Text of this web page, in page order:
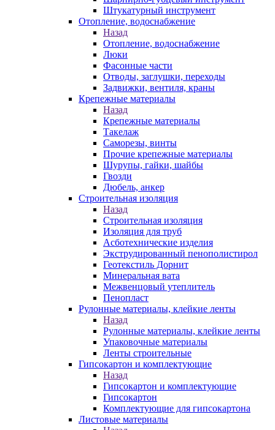
Штукатурный инструмент
Отопление, водоснабжение
Назад
Отопление, водоснабжение
Люки
Фасонные части
Отводы, заглушки, переходы
Задвижки, вентиля, краны
Крепежные материалы
Назад
Крепежные материалы
Такелаж
Саморезы, винты
Прочие крепежные материалы
Шурупы, гайки, шайбы
Гвозди
Дюбель, анкер
Строительная изоляция
Назад
Строительная изоляция
Изоляция для труб
Асботехнические изделия
Экструдированный пенополистирол
Геотекстиль Дорнит
Минеральная вата
Межвенцовый утеплитель
Пенопласт
Рулонные материалы, клейкие ленты
Назад
Рулонные материалы, клейкие ленты
Упаковочные материалы
Ленты строительные
Гипсокартон и комплектующие
Назад
Гипсокартон и комплектующие
Гипсокартон
Комплектующие для гипсокартона
Листовые материалы